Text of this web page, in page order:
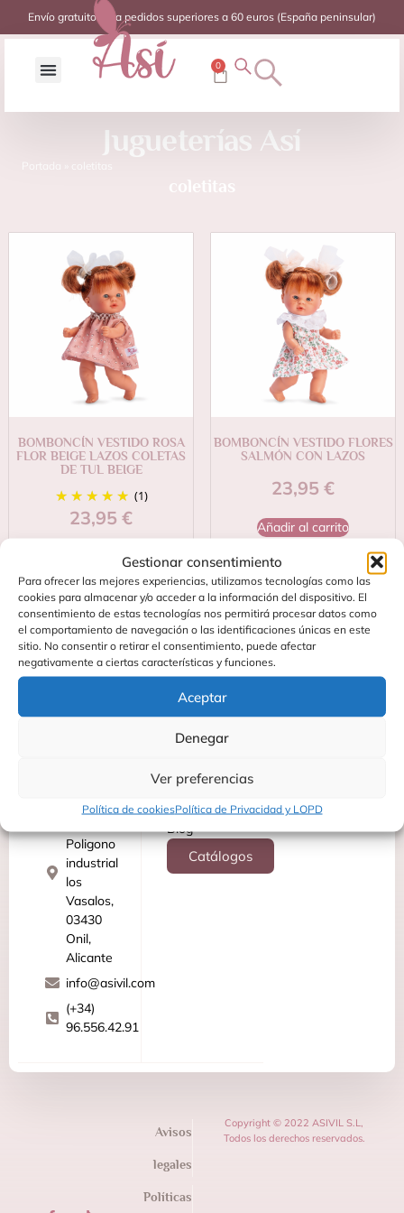
Gestionar consentimiento
Para ofrecer las mejores experiencias, utilizamos tecnologías como las
cookies para almacenar y/o acceder a la información del dispositivo. El
consentimiento de estas tecnologías nos permitirá procesar datos como
el comportamiento de navegación o las identificaciones únicas en este
sitio. No consentir o retirar el consentimiento, puede afectar
negativamente a ciertas características y funciones.
Aceptar
Denegar
Ver preferencias
Política de cookiesPolítica de Privacidad y LOPD
Envío gratuito para pedidos superiores a 60 euros (España peninsular)
0
Jugueterías Así
Portada coletitas
BOMBONCÍN VESTIDO ROSA
FLOR BEIGE LAZOS COLETAS
DE TUL BEIGE
(1)
23,95 €
Añadir al carrito
BOMBONCÍN VESTIDO FLORES
SALMÓN CON LAZOS
23,95 €
Añadir al carrito
Fundidores
Poligono
industrial
los
Vasalos,
03430
Onil,
Alicante
info@asivil.com
(+34)
96.556.42.91
Preguntas
Frecuentes
Blog
Catálogos
Avisos
legales
Políticas
Copyright © 2022 ASIVIL S.L,
Todos los derechos reservados.